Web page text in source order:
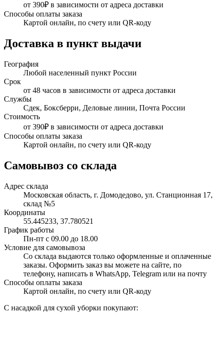
от 390₽ в зависимости от адреса доставки
Способы оплаты заказа
Картой онлайн, по счету или QR-коду
Доставка в пункт выдачи
География
Любой населенный пункт России
Срок
от 48 часов в зависимости от адреса доставки
Службы
Сдек, Боксберри, Деловые линии, Почта России
Стоимость
от 390₽ в зависимости от адреса доставки
Способы оплаты заказа
Картой онлайн, по счету или QR-коду
Самовывоз со склада
Адрес склада
Московская область, г. Домодедово, ул. Станционная 17,
склад №5
Координаты
55.445233, 37.780521
График работы
Пн-пт с 09.00 до 18.00
Условие для самовывоза
Со склада выдаются только оформленные и оплаченные
заказы. Оформить заказ вы можете на сайте, по
телефону, написать в WhatsApp, Telegram или на почту
Способы оплаты заказа
Картой онлайн, по счету или QR-коду
С насадкой для сухой уборки покупают: